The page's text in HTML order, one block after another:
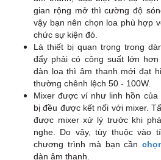
gian rộng mở thì cường độ
vậy bạn nên chọn loa phù hợp
chức sự kiện đó.
Là thiết bị quan trọng trong
đẩy phải có công suất lớn
dàn loa thì âm thanh mới đạt
thường chênh lệch 50 - 100W.
Mixer được ví như linh hồn
bị đều được kết nối với mixer.
được mixer xử lý trước khi
nghe. Do vậy, tùy thuộc vào
chương trình mà bạn cần
dàn âm thanh.